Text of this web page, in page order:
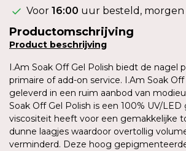
Voor 16:00 uur besteld, morgen
Productomschrijving
Product beschrijving
I.Am Soak Off Gel Polish biedt de nagel
primaire of add-on service. I.Am Soak
geleverd in een ruim aanbod van
Soak Off Gel Polish is een 100% UV/
viscositeit heeft voor een gemakkelijke
dunne laagjes waardoor overtollig
verminderd. Deze hoog